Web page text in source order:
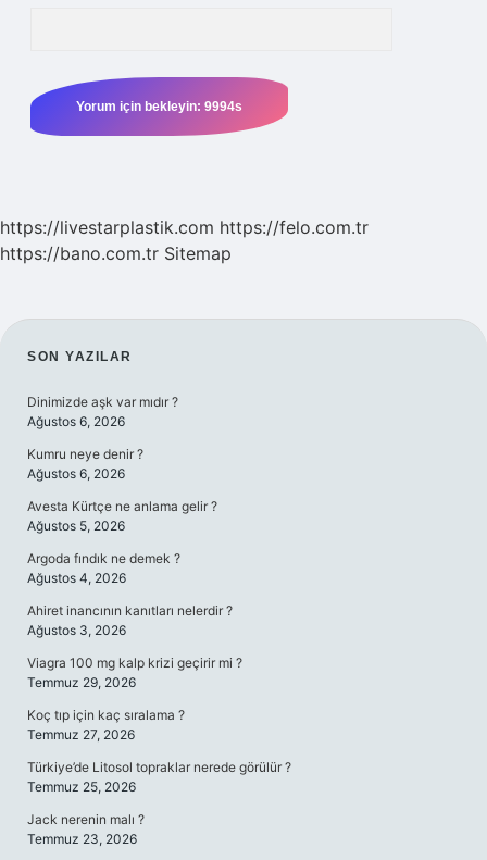
https://livestarplastik.com https://felo.com.tr
https://bano.com.tr Sitemap
SIDEBAR
SON YAZILAR
Dinimizde aşk var mıdır ?
Ağustos 6, 2026
Kumru neye denir ?
Ağustos 6, 2026
Avesta Kürtçe ne anlama gelir ?
Ağustos 5, 2026
Argoda fındık ne demek ?
Ağustos 4, 2026
Ahiret inancının kanıtları nelerdir ?
Ağustos 3, 2026
Viagra 100 mg kalp krizi geçirir mi ?
Temmuz 29, 2026
Koç tıp için kaç sıralama ?
Temmuz 27, 2026
Türkiye’de Litosol topraklar nerede görülür ?
Temmuz 25, 2026
Jack nerenin malı ?
Temmuz 23, 2026